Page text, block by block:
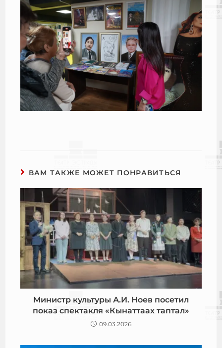
ВАМ ТАКЖЕ МОЖЕТ ПОНРАВИТЬСЯ
Министр культуры А.И. Ноев посетил
показ спектакля «Кынаттаах таптал»
09.03.2026